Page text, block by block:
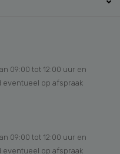
09:00 tot 12:00 uur en
eventueel op afspraak
09:00 tot 12:00 uur en
eventueel op afspraak